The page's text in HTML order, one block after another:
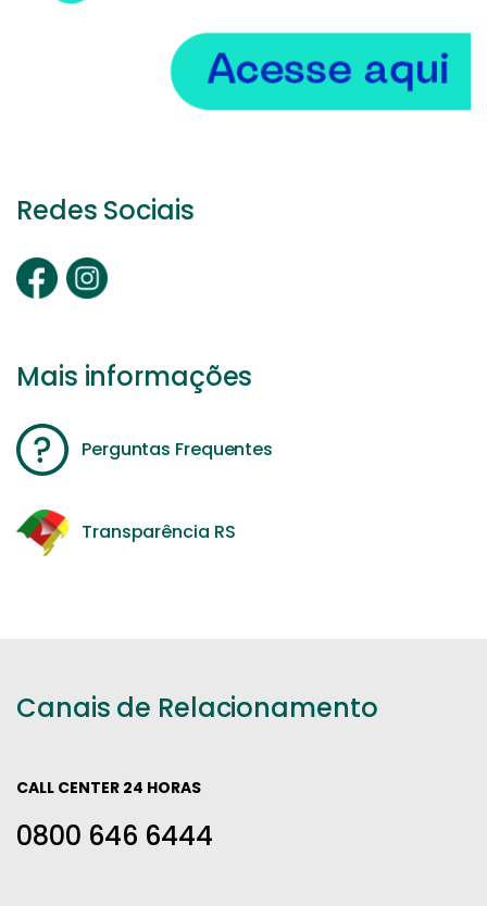
Redes Sociais
Mais informações
Perguntas Frequentes
Transparência RS
Canais de Relacionamento
CALL CENTER 24 HORAS
0800 646 6444